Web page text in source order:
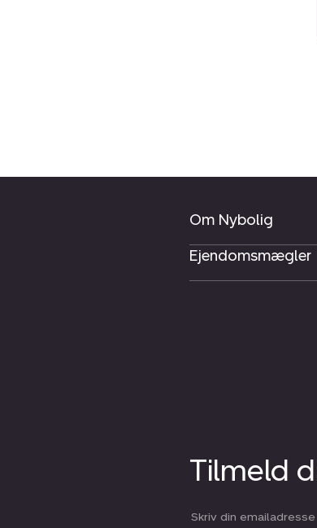
Om Nybolig
Ejendomsmægler
Tilmeld
Din email: